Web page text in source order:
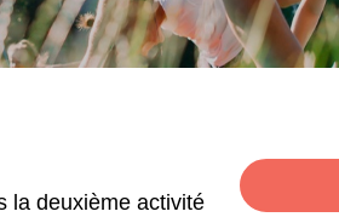
la deuxième activité